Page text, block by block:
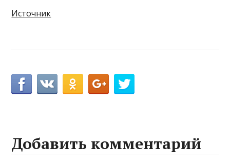
Источник
Добавить комментарий